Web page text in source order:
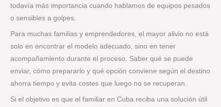
todavía más importancia cuando hablamos de equipos pesados
o sensibles a golpes.
Para muchas familias y emprendedores, el mayor alivio no está
solo en encontrar el modelo adecuado, sino en tener
acompañamiento durante el proceso. Saber qué se puede
enviar, cómo prepararlo y qué opción conviene según el destino
ahorra tiempo y evita costes que luego no se recuperan.
Si el objetivo es que el familiar en Cuba reciba una solución útil